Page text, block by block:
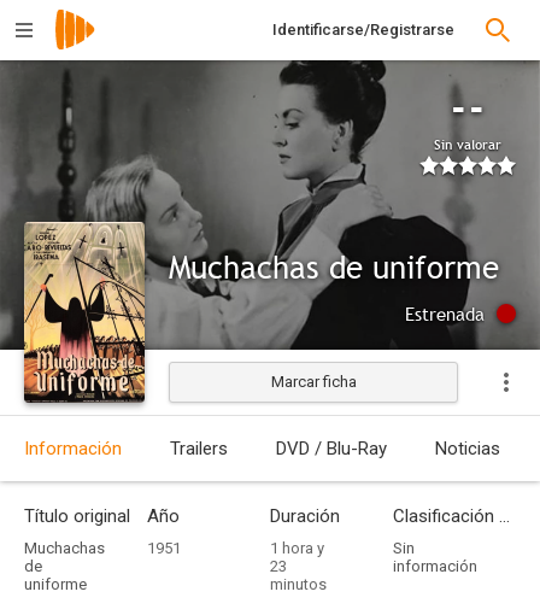
Identificarse/Registrarse
--
Sin valorar
Muchachas de uniforme
Estrenada
Marcar ficha
Información Trailers DVD / Blu-Ray Noticias
Título original
Muchachas
de
uniforme
Año
1951
Duración
1 hora y
23
minutos
Clasificación por edades
Sin
información